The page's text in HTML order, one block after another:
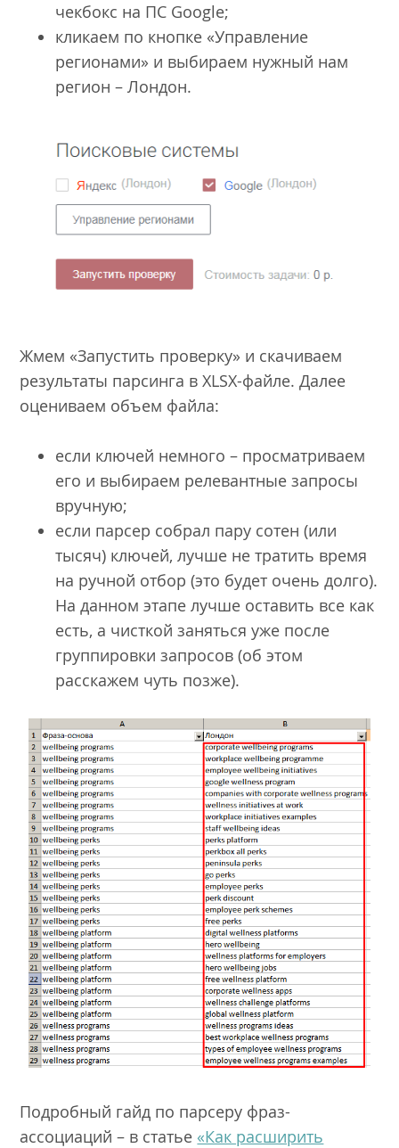
чекбокс на ПС Google;
кликаем по кнопке «Управление
регионами» и выбираем нужный нам
регион – Лондон.
Жмем «Запустить проверку» и скачиваем
результаты парсинга в XLSX-файле. Далее
оцениваем объем файла:
если ключей немного – просматриваем
его и выбираем релевантные запросы
вручную;
если парсер собрал пару сотен (или
тысяч) ключей, лучше не тратить время
на ручной отбор (это будет очень долго).
На данном этапе лучше оставить все как
есть, а чисткой заняться уже после
группировки запросов (об этом
расскажем чуть позже).
Подробный гайд по парсеру фраз-
ассоциаций – в статье«Как расширить